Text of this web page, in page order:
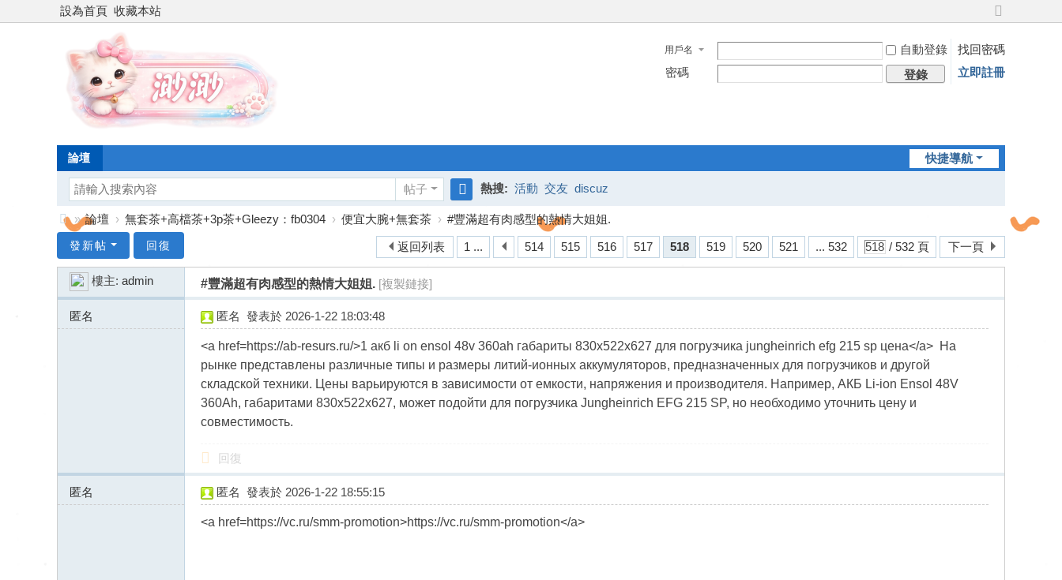
設為首頁 收藏本站
切
到
寬
版
用戶名 自動登錄
找回密碼
密碼
登錄 立即註冊
快捷導航
論壇
帖子
搜
索
熱搜: 活動 交友 discuz
灣
外
言
» 論壇 › 無套茶+高檔茶+3p茶+Gleezy：fb0304 › 便宜大腕+無套茶 › #豐滿超有肉感型的熱情大姐姐.
1 ... 514 515 516 517 518 519 520 521 ... 532 / 532 頁 下一頁
返回列表
發新帖 回復
樓主: admin #豐滿超有肉感型的熱情大姐姐. [複製鏈接]
匿名
46.243.173.x:11412
匿名 發表於 2026-1-22 18:03:48
<a href=https://ab-resurs.ru/>1 акб li on ensol 48v 360ah габариты 830х522х627 для погрузчика jungheinrich efg 215 sp цена</a> На
рынке представлены различные типы и размеры литий-ионных аккумуляторов, предназначенных для погрузчиков и другой
складской техники. Цены варьируются в зависимости от емкости, напряжения и производителя. Например, АКБ Li-ion Ensol 48V
360Ah, габаритами 830х522х627, может подойти для погрузчика Jungheinrich EFG 215 SP, но необходимо уточнить цену и
совместимость.
回復
匿名
46.243.173.x:11377
匿名 發表於 2026-1-22 18:55:15
<a href=https://vc.ru/smm-promotion>https://vc.ru/smm-promotion</a>